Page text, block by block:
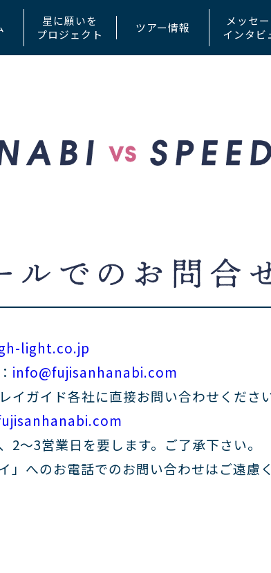
星に願いを
プロジェクト
ツアー情報
メッセ
インタビ
light.co.jp
info@fujisanhanabi.com
ガイド各社に直接お問い合わせください
～3営業日を要します。ご了承下さい。
へのお電話でのお問い合わせはご遠慮く